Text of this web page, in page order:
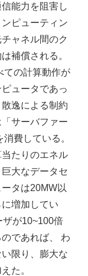
能力を阻害し
ピューティン
ャネル間のク
補償される。
の計算動作が
ュータであっ
逸による制約
サーバファー
費している。
たりのエネル
大なデータセ
タは20MW以
増加してい
ザが10~100倍
であれば、 わ
限り、膨大な
た。